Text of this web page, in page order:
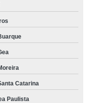
Catarina
Paulista